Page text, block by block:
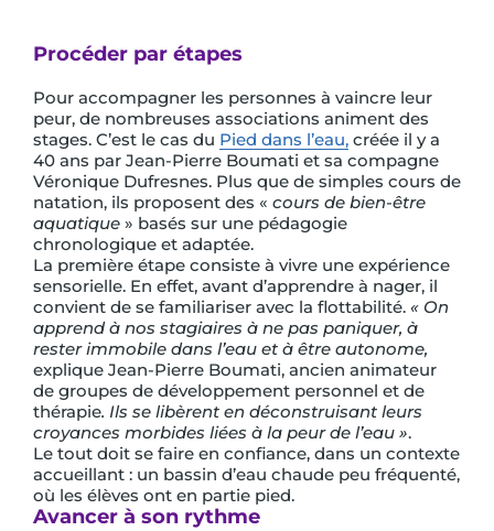
Procéder par étapes
Pour accompagner les personnes à vaincre leur
peur, de nombreuses associations animent des
stages. C’est le cas du Pied dans l’eau, créée il y a
40 ans par Jean-Pierre Boumati et sa compagne
Véronique Dufresnes. Plus que de simples cours de
natation, ils proposent des « cours de bien-être
aquatique » basés sur une pédagogie
chronologique et adaptée.
La première étape consiste à vivre une expérience
sensorielle. En effet, avant d’apprendre à nager, il
convient de se familiariser avec la flottabilité. « On
apprend à nos stagiaires à ne pas paniquer, à
rester immobile dans l’eau et à être autonome,
explique Jean-Pierre Boumati, ancien animateur
de groupes de développement personnel et de
thérapie. Ils se libèrent en déconstruisant leurs
croyances morbides liées à la peur de l’eau ».
Le tout doit se faire en confiance, dans un contexte
accueillant : un bassin d’eau chaude peu fréquenté,
où les élèves ont en partie pied.
Avancer à son rythme